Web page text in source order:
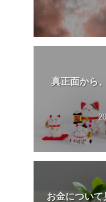
真正面から
お金につい